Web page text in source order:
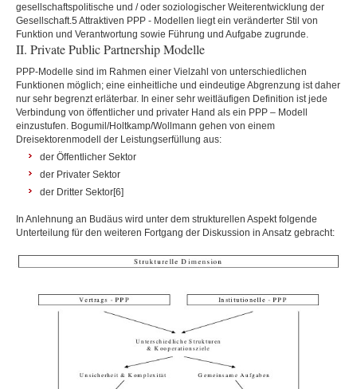
gesellschaftspolitische und / oder soziologischer Weiterentwicklung der
Gesellschaft.5 Attraktiven PPP - Modellen liegt ein veränderter Stil von
Funktion und Verantwortung sowie Führung und Aufgabe zugrunde.
II. Private Public Partnership Modelle
PPP-Modelle sind im Rahmen einer Vielzahl von unterschiedlichen
Funktionen möglich; eine einheitliche und eindeutige Abgrenzung ist daher
nur sehr begrenzt erläterbar. In einer sehr weitläufigen Definition ist jede
Verbindung von öffentlicher und privater Hand als ein PPP – Modell
einzustufen. Bogumil/Holtkamp/Wollmann gehen von einem
Dreisektorenmodell der Leistungserfüllung aus:
der Öffentlicher Sektor
der Privater Sektor
der Dritter Sektor[6]
In Anlehnung an Budäus wird unter dem strukturellen Aspekt folgende
Unterteilung für den weiteren Fortgang der Diskussion in Ansatz gebracht: